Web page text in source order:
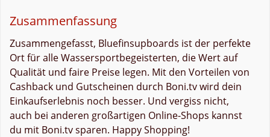
Zusammenfassung
Zusammengefasst, Bluefinsupboards ist der perfekte
Ort für alle Wassersportbegeisterten, die Wert auf
Qualität und faire Preise legen. Mit den Vorteilen von
Cashback und Gutscheinen durch Boni.tv wird dein
Einkaufserlebnis noch besser. Und vergiss nicht,
auch bei anderen großartigen Online-Shops kannst
du mit Boni.tv sparen. Happy Shopping!